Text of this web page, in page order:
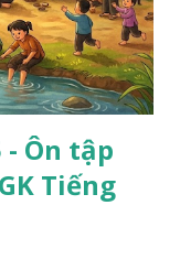
Ôn tập
Tiếng